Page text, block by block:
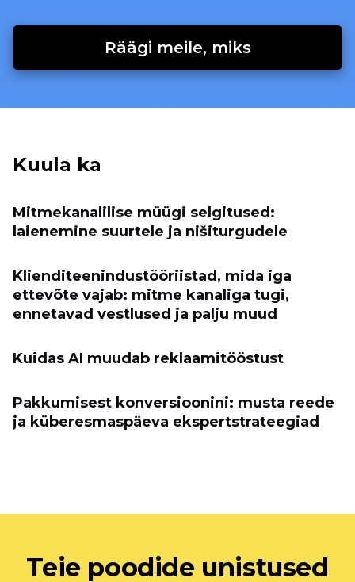
Räägi meile, miks
Kuula ka
Mitmekanalilise müügi selgitused:
laienemine suurtele ja nišiturgudele
Klienditeenindustööriistad, mida iga
ettevõte vajab: mitme kanaliga tugi,
ennetavad vestlused ja palju muud
Kuidas AI muudab reklaamitööstust
Pakkumisest konversioonini: musta reede
ja küberesmaspäeva ekspertstrateegiad
Teie poodide unistused